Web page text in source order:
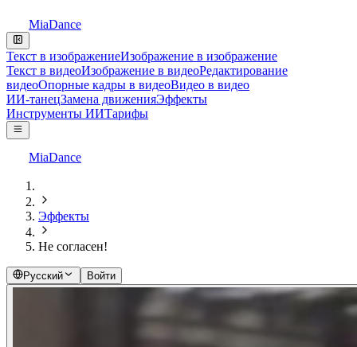
MiaDance
Текст в изображениеИзображение в изображение
Текст в видеоИзображение в видеоРедактирование
видеоОпорные кадры в видеоВидео в видео
ИИ-танецЗамена движенияЭффекты
Инструменты ИИТарифы
MiaDance
Эффекты
Не согласен!
Русский Войти